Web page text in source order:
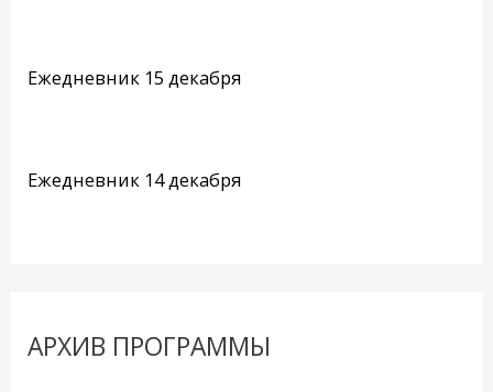
Ежедневник 15 декабря
Ежедневник 14 декабря
АРХИВ ПРОГРАММЫ